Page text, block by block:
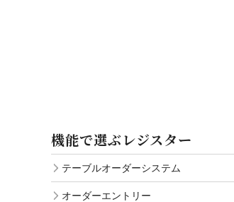
機能で選ぶレジスター
テーブルオーダーシステム
オーダーエントリー